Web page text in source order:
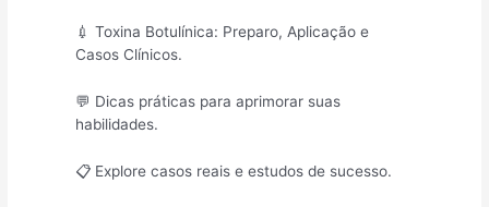
💉 Toxina Botulínica: Preparo, Aplicação e
Casos Clínicos.
💬 Dicas práticas para aprimorar suas
habilidades.
📋 Explore casos reais e estudos de sucesso.